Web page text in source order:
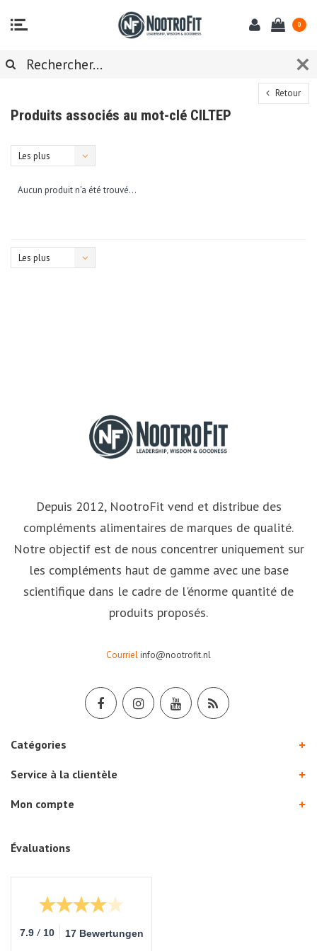
0
Retour
Produits associés au mot-clé CILTEP
Les plus
Aucun produit n'a été trouvé...
Les plus
Depuis 2012, NootroFit vend et distribue des
compléments alimentaires de marques de qualité.
Notre objectif est de nous concentrer uniquement sur
les compléments haut de gamme avec une base
scientifique dans le cadre de l'énorme quantité de
produits proposés.
Courrielinfo@nootrofit.nl
Catégories
Service à la clientèle
Mon compte
Évaluations
7.9 / 10 17 Bewertungen